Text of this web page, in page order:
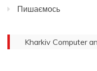
Пишаємось
Kharkiv Computer